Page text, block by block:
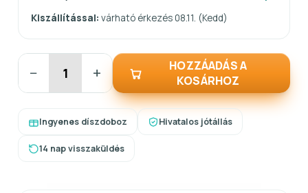
Kiszállítással: várható érkezés 08.11. (Kedd)
− +
HOZZÁADÁS A
KOSÁRHOZ
Ingyenes díszdoboz Hivatalos jótállás
14 nap visszaküldés